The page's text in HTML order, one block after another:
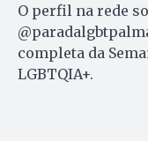
O perfil na rede
completa da
LGBTQIA+.